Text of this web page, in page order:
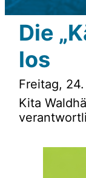
Die
los
Freitag,
Kita